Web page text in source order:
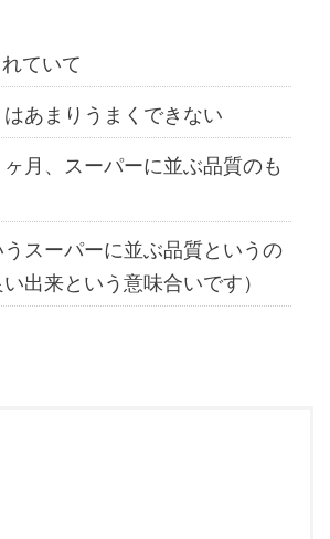
ていて
あまりうまくできない
ヶ月、スーパーに並ぶ品質のも
うスーパーに並ぶ品質というの
出来という意味合いです）